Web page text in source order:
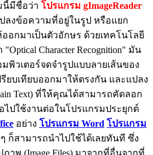
นี้มีชื่อว่า โปรแกรม gImageReader
ลงข้อความที่อยู่ในรูป หรือแยก
อกมาเป็นตัวอักษร ด้วยเทคโนโลยี
Character Recognition" มัน
พิวเตอร์จดจำรูปแบบลายเส้นของ
ยบเทียบออกมาให้ตรงกัน และแปลง
Text) ที่ให้คุณได้สามารถคัดลอก
ไปใช้งานต่อในโปรแกรมประยุกต์
อย่าง โปรแกรม Word โปรแกรม
ก็สามารถนำไปใช้ได้เลยทันที ซึ่ง